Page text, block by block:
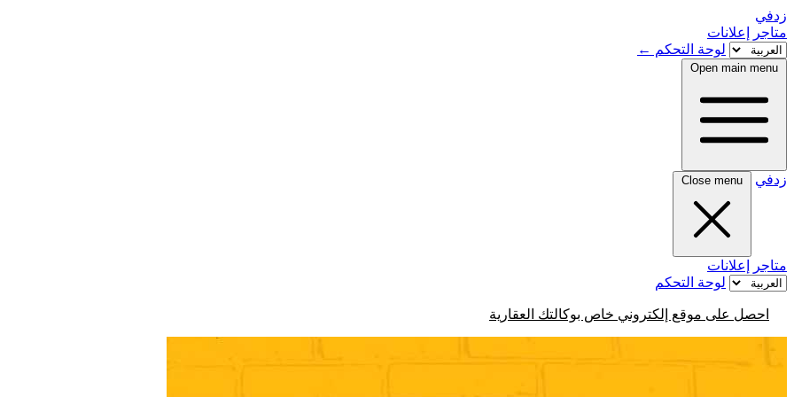
زدفي
متاجر
إعلانات
لوحة التحكم ←
Open main menu
زدفي Close menu
متاجر
إعلانات
لوحة التحكم
احصل على موقع إلكتروني خاص بوكالتك العقارية